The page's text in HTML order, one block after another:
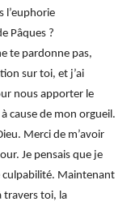
l’euphorie
Pâques ?
te pardonne pas,
sur toi, et j’ai
nous apporter le
cause de mon orgueil.
Merci de m’avoir
Je pensais que je
culpabilité. Maintenant
travers toi, la